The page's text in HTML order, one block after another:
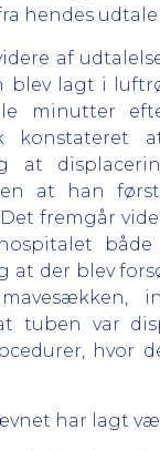
hendes
af
blev lagt i
minutter
konstateret
at
at han
fremgår
at der blev
tuben var
hvor
har lagt